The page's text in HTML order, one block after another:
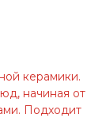
керамики.
начиная от
Подходит